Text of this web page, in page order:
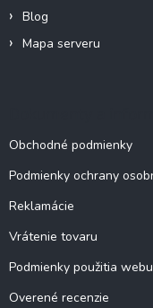
Blog
Mapa serveru
Obchodné podmienky
Podmienky ochrany
Reklamácie
Vrátenie tovaru
Podmienky použitia webu
Overené recenzie